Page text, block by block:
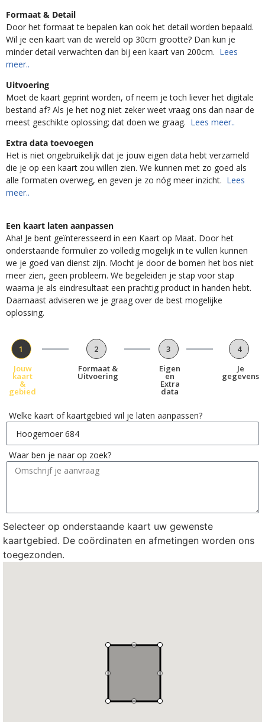
Formaat & Detail
Door het formaat te bepalen kan ook het detail worden bepaald.
Wil je een kaart van de wereld op 30cm grootte? Dan kun je
minder detail verwachten dan bij een kaart van 200cm. Lees
meer..
Uitvoering
Moet de kaart geprint worden, of neem je toch liever het digitale
bestand af? Als je het nog niet zeker weet vraag ons dan naar de
meest geschikte oplossing; dat doen we graag. Lees meer..
Extra data toevoegen
Het is niet ongebruikelijk dat je jouw eigen data hebt verzameld
die je op een kaart zou willen zien. We kunnen met zo goed als
alle formaten overweg, en geven je zo nóg meer inzicht. Lees
meer..
Een kaart laten aanpassen
Aha! Je bent geïnteresseerd in een Kaart op Maat. Door het
onderstaande formulier zo volledig mogelijk in te vullen kunnen
we je goed van dienst zijn. Mocht je door de bomen het bos niet
meer zien, geen probleem. We begeleiden je stap voor stap
waarna je als eindresultaat een prachtig product in handen hebt.
Daarnaast adviseren we je graag over de best mogelijke
oplossing.
1
Jouw
kaart
&
gebied
2
Formaat &
Uitvoering
3
Eigen
en
Extra
data
4
Je
gegevens
Welke kaart of kaartgebied wil je laten aanpassen?
Waar ben je naar op zoek?
Selecteer op onderstaande kaart uw gewenste
kaartgebied. De coördinaten en afmetingen worden ons
toegezonden.